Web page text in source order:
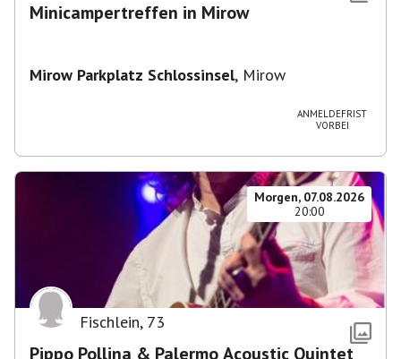
Minicampertreffen in Mirow
Mirow Parkplatz Schlossinsel, Mirow
ANMELDEFRIST
VORBEI
Morgen, 07.08.2026
20:00
Fischlein, 73
Pippo Pollina & Palermo Acoustic Quintet